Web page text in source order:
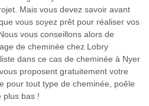
Mais vous devez savoir avant
vous soyez prêt pour réaliser vos
vous conseillons alors de
de cheminée chez Lobry
dans ce cas de cheminée à Nyer
proposent gratuitement votre
pour tout type de cheminée, poêle
plus bas !